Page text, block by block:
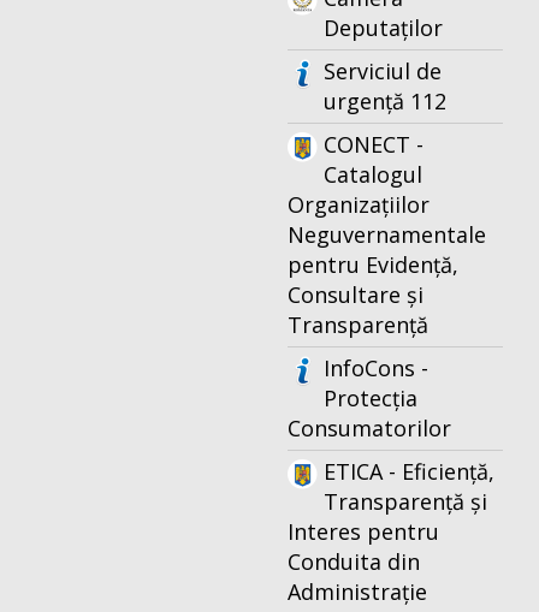
Deputaților
Serviciul de
urgență 112
CONECT -
Catalogul
Organizațiilor
Neguvernamentale
pentru Evidență,
Consultare și
Transparență
InfoCons -
Protecția
Consumatorilor
ETICA - Eficiență,
Transparență și
Interes pentru
Conduita din
Administrație